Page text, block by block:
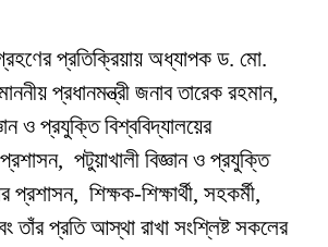
প্রতিক্রিয়ায় অধ্যাপক ড. মো.
প্রধানমন্ত্রী জনাব তারেক রহমান,
ও প্রযুক্তি বিশ্ববিদ্যালয়ের
পটুয়াখালী বিজ্ঞান ও প্রযুক্তি
প্রশাসন, শিক্ষক-শিক্ষার্থী, সহকর্মী,
তাঁর প্রতি আস্থা রাখা সংশ্লিষ্ট সকলের